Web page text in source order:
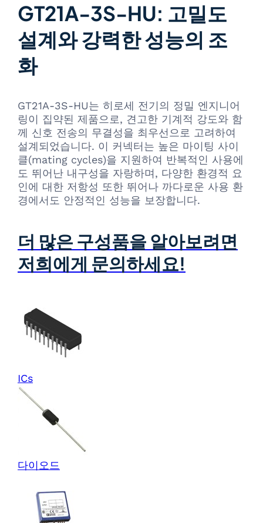
GT21A-3S-HU: 고밀도
설계와 강력한 성능의 조
화
GT21A-3S-HU는 히로세 전기의 정밀 엔지니어
링이 집약된 제품으로, 견고한 기계적 강도와 함
께 신호 전송의 무결성을 최우선으로 고려하여
설계되었습니다. 이 커넥터는 높은 마이팅 사이
클(mating cycles)을 지원하여 반복적인 사용에
도 뛰어난 내구성을 자랑하며, 다양한 환경적 요
인에 대한 저항성 또한 뛰어나 까다로운 사용 환
경에서도 안정적인 성능을 보장합니다.
더 많은 구성품을 알아보려면
저희에게 문의하세요!
ICs
다이오드